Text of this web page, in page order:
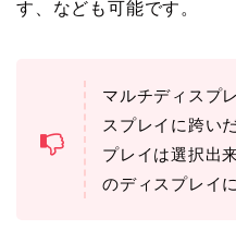
す、なども可能です。
マルチディスプ
スプレイに跨い
プレイは選択出
のディスプレイ